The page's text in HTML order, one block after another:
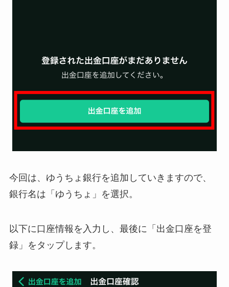
今回は、ゆうちょ銀行を追加していきますので、
銀行名は「ゆうちょ」を選択。
以下に口座情報を入力し、最後に「出金口座を登
録」をタップします。